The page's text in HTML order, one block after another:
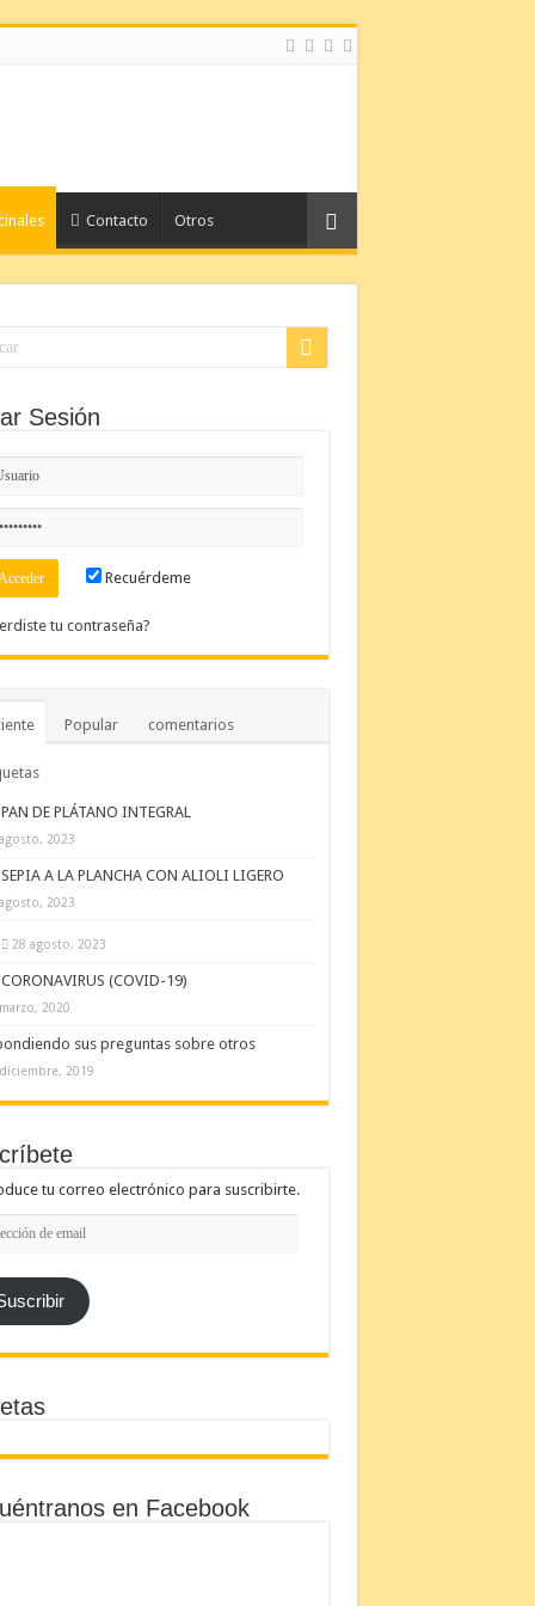
Contacto Otros
Sesión
Recuérdeme
tu contraseña?
Popular comentarios
PAN DE PLÁTANO INTEGRAL
2023
SEPIA A LA PLANCHA CON ALIOLI LIGERO
2023
28 agosto, 2023
CORONAVIRUS (COVID-19)
2020
sus preguntas sobre otros
2019
tu correo electrónico para suscribirte.
en Facebook